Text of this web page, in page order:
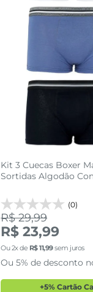
Kit 3 Cuecas Boxer
Sortidas Algodão
(0)
R$ 29,99
R$ 23,99
Ou2x de R$11,99sem juros
Ou 5% de desconto
+5% Cartão
P M
adicionar a